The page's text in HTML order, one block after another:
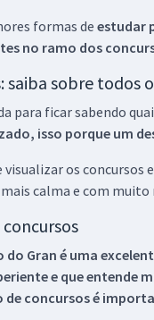
formas deestudar
no ramo dos
saiba sobre todos
para ficar sabendo
isso porque um
visualizar os
calma e com muito
do Gran é uma
e que entende
concursos é